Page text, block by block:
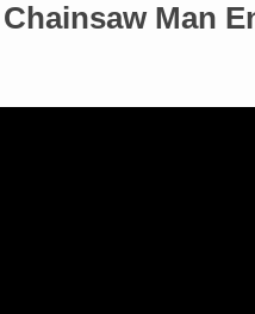
Chainsaw Man